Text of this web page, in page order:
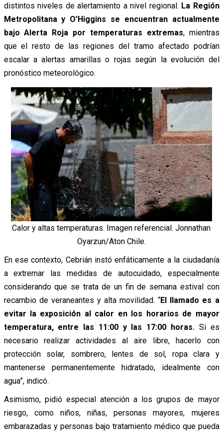
distintos niveles de alertamiento a nivel regional. La Región
Metropolitana y O’Higgins se encuentran actualmente
bajo Alerta Roja por temperaturas extremas, mientras
que el resto de las regiones del tramo afectado podrían
escalar a alertas amarillas o rojas según la evolución del
pronóstico meteorológico.
Calor y altas temperaturas. Imagen referencial. Jonnathan
Oyarzun/Aton Chile.
En ese contexto, Cebrián instó enfáticamente a la ciudadanía
a extremar las medidas de autocuidado, especialmente
considerando que se trata de un fin de semana estival con
recambio de veraneantes y alta movilidad. “El llamado es a
evitar la exposición al calor en los horarios de mayor
temperatura, entre las 11:00 y las 17:00 horas.Si es
necesario realizar actividades al aire libre, hacerlo con
protección solar, sombrero, lentes de sol, ropa clara y
mantenerse permanentemente hidratado, idealmente con
agua”, indicó.
Asimismo, pidió especial atención a los grupos de mayor
riesgo, como niños, niñas, personas mayores, mujeres
embarazadas y personas bajo tratamiento médico que pueda